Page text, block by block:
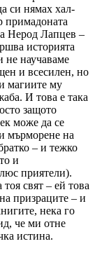
си нямах хал-
примадоната
Нерод Лапцев –
историята
не научаваме
и всесилен, но
магиите му
И това е така
защото
може да се
мърморене на
– и тежко
и
приятели).
свят – ей това
призраците – и
нека го
че ми отне
истина.